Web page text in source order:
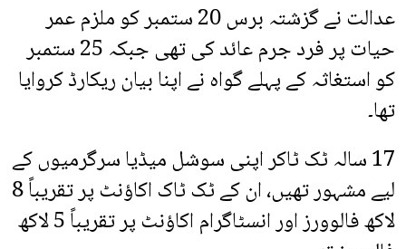
عدالت نے گزشتہ برس 20 ستمبر کو ملزم عمر
حیات پر فرد جرم عائد کی تھی جبکہ 25 ستمبر
کو استغاثہ کے پہلے گواہ نے اپنا بیان ریکارڈ کروایا
تھا۔
17 سالہ ٹک ٹاکر اپنی سوشل میڈیا سرگرمیوں کے
لیے مشہور تھیں، ان کے ٹک ٹاک اکاؤنٹ پر تقریباً 8
لاکھ فالوورز اور انسٹاگرام اکاؤنٹ پر تقریباً 5 لاکھ